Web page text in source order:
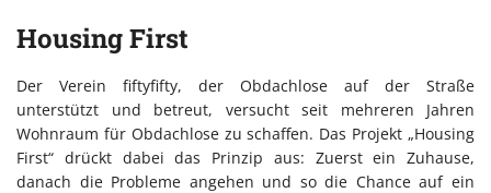
Housing First
Der Verein fiftyfifty, der Obdachlose auf der Straße
unterstützt und betreut, versucht seit mehreren Jahren
Wohnraum für Obdachlose zu schaffen. Das Projekt „Housing
First“ drückt dabei das Prinzip aus: Zuerst ein Zuhause,
danach die Probleme angehen und so die Chance auf ein